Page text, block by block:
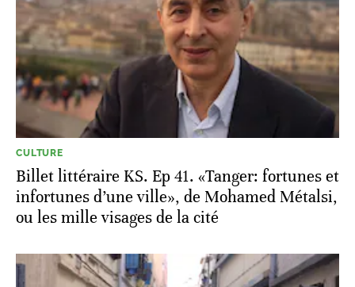
CULTURE
Billet littéraire KS. Ep 41. «Tanger: fortunes et
infortunes d’une ville», de Mohamed Métalsi,
ou les mille visages de la cité